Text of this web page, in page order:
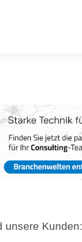
unsere Kunden: